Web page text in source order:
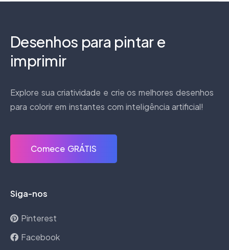
Desenhos para pintar e
imprimir
Explore sua criatividade e crie os melhores desenhos
para colorir em instantes com inteligência artificial!
Comece GRÁTIS
Siga-nos
Pinterest
Facebook